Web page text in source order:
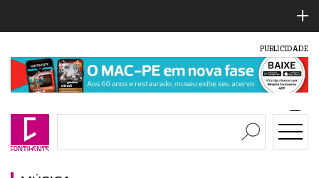
PUBLICIDADE